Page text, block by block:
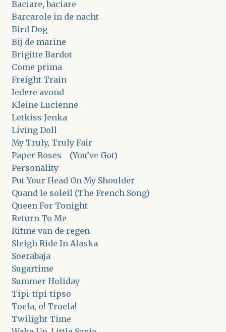
Baciare, baciare
Barcarole in de nacht
Bird Dog
Bij de marine
Brigitte Bardot
Come prima
Freight Train
Iedere avond
Kleine Lucienne
Letkiss Jenka
Living Doll
My Truly, Truly Fair
Paper Roses (You’ve Got)
Personality
Put Your Head On My Shoulder
Quand le soleil (The French Song)
Queen For Tonight
Return To Me
Ritme van de regen
Sleigh Ride In Alaska
Soerabaja
Sugartime
Summer Holiday
Tipi-tipi-tipso
Toela, o! Troela!
Twilight Time